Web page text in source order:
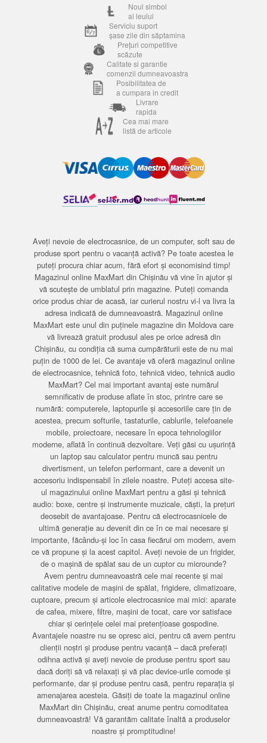
Noul simbol
al leului
Serviciu suport
șase zile din săptamina
Prețuri competitive
scăzute
Calitate si garantie
comenzii dumneavoastra
Posibilitatea de
a cumpara in credit
Livrare
rapida
Cea mai mare
listă de articole
Aveți nevoie de electrocasnice, de un computer, soft sau de
produse sport pentru o vacanță activă? Pe toate acestea le
puteți procura chiar acum, fără efort și economisind timp!
Magazinul online MaxMart din Chișinău vă vine în ajutor și
vă scutește de umblatul prin magazine. Puteți comanda
orice produs chiar de acasă, iar curierul nostru vi-l va livra la
adresa indicată de dumneavoastră. Magazinul online
MaxMart este unul din puținele magazine din Moldova care
vă livrează gratuit produsul ales pe orice adresă din
Chișinău, cu condiția că suma cumpărăturii este de nu mai
puțin de 1000 de lei. Ce avantaje vă oferă magazinul online
de electrocasnice, tehnică foto, tehnică video, tehnică audio
MaxMart? Cel mai important avantaj este numărul
semnificativ de produse aflate în stoc, printre care se
numără: computerele, laptopurile și accesoriile care țin de
acestea, precum softurile, tastaturile, cablurile, telefoanele
mobile, proiectoare, necesare în epoca tehnologiilor
moderne, aflată în continuă dezvoltare. Veți găsi cu ușurință
un laptop sau calculator pentru muncă sau pentru
divertisment, un telefon performant, care a devenit un
accesoriu indispensabil în zilele noastre. Puteți accesa site-
ul magazinului online MaxMart pentru a găsi și tehnică
audio: boxe, centre și instrumente muzicale, căști, la prețuri
deosebit de avantajoase. Pentru că electrocasnicele de
ultimă generație au devenit din ce în ce mai necesare și
importante, făcându-și loc în casa fiecărui om modern, avem
ce vă propune și la acest capitol. Aveți nevoie de un frigider,
de o mașină de spălat sau de un cuptor cu microunde?
Avem pentru dumneavoastră cele mai recente și mai
calitative modele de mașini de spălat, frigidere, climatizoare,
cuptoare, precum și articole electrocasnice mai mici: aparate
de cafea, mixere, filtre, mașini de tocat, care vor satisface
chiar și cerințele celei mai pretențioase gospodine.
Avantajele noastre nu se opresc aici, pentru că avem pentru
clienții noștri și produse pentru vacanță – dacă preferați
odihna activă și aveți nevoie de produse pentru sport sau
dacă doriți să vă relaxați și vă plac device-urile comode și
performante, dar și produse pentru casă, pentru reparația și
amenajarea acesteia. Găsiți de toate la magazinul online
MaxMart din Chișinău, creat anume pentru comoditatea
dumneavoastră! Vă garantăm calitate înaltă a produselor
noastre și promptitudine!